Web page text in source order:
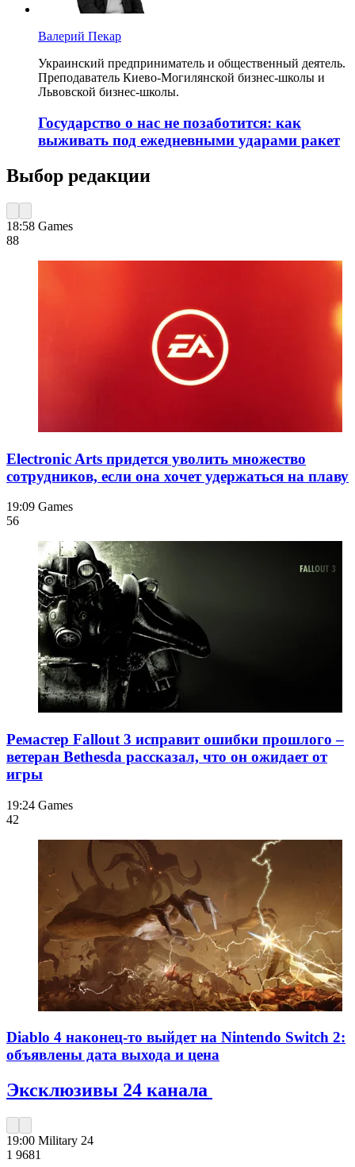
Валерий Пекар
Украинский предприниматель и общественный деятель.
Преподаватель Киево-Могилянской бизнес-школы и
Львовской бизнес-школы.
Государство о нас не позаботится: как
выживать под ежедневными ударами ракет
Выбор редакции
18:58 Games
88
Electronic Arts придется уволить множество
сотрудников, если она хочет удержаться на плаву
19:09 Games
56
Ремастер Fallout 3 исправит ошибки прошлого –
ветеран Bethesda рассказал, что он ожидает от
игры
19:24 Games
42
Diablo 4 наконец-то выйдет на Nintendo Switch 2:
объявлены дата выхода и цена
Эксклюзивы 24 канала
19:00 Military 24
1 9681